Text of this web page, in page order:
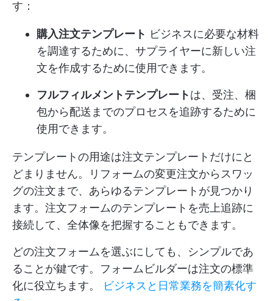
す：
購入注文テンプレート ビジネスに必要な材料
を調達するために、サプライヤーに新しい注
文を作成するために使用できます。
フルフィルメントテンプレートは、受注、梱
包から配送までのプロセスを追跡するために
使用できます。
テンプレートの用途は注文テンプレートだけにと
どまりません。リフォームの変更注文からスワッ
グの注文まで、あらゆるテンプレートが見つかり
ます。注文フォームのテンプレートを売上追跡に
接続して、全体像を把握することもできます。
どの注文フォームを選ぶにしても、シンプルであ
ることが鍵です。フォームビルダーは注文の標準
化に役立ちます。
ビジネスと日常業務を簡素化す